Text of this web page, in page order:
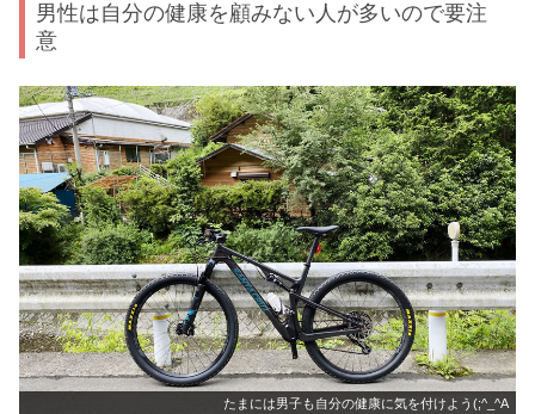
男性は自分の健康を顧みない人が多いので要注
意
たまには男子も自分の健康に気を付けよう(;^_^A